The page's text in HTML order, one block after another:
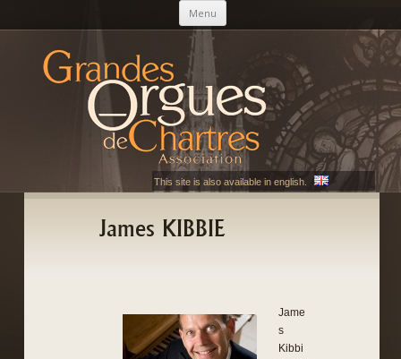
Menu Aller au contenu principal
AGOC
Les Grandes Orgues de Chartres
This site is also available in english.
James KIBBIE
Jame
s
Kibbi